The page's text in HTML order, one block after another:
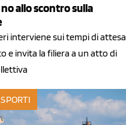
allo scontro sulla
interviene sui tempi di attesa
e invita la filiera a un atto di